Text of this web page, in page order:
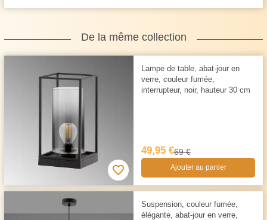
De la même collection
Lampe de table, abat-jour en
verre, couleur fumée,
interrupteur, noir, hauteur 30 cm
49,95 €69 €
Ajouter au panier
Suspension, couleur fumée,
élégante, abat-jour en verre,